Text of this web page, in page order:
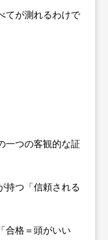
てが測れるわけで
一つの客観的な証
持つ「信頼される
合格＝頭がいい